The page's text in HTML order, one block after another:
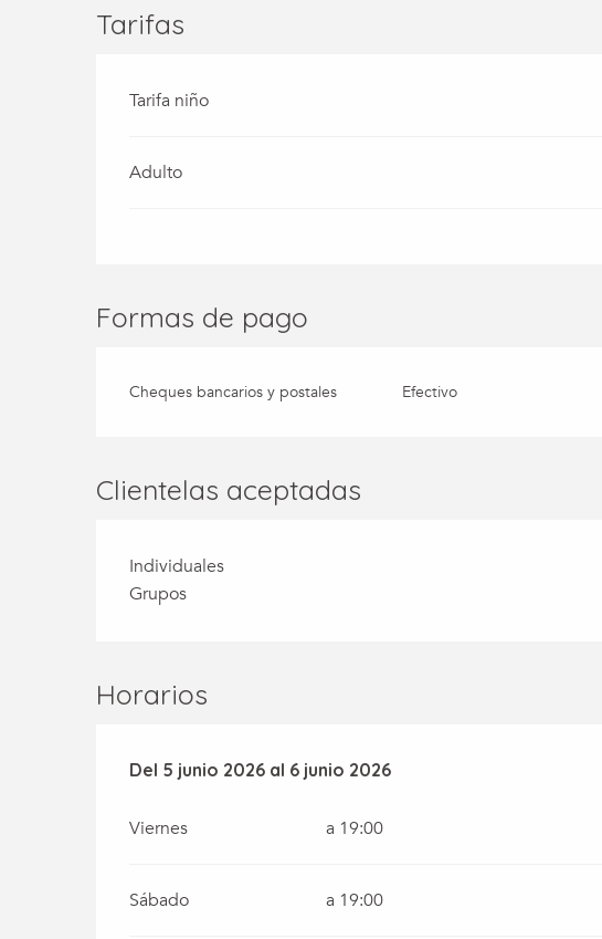
Tarifas
Tarifa niño
Adulto
Formas de pago
Cheques bancarios y postales Efectivo
Clientelas aceptadas
Individuales
Grupos
Horarios
Del 5 junio 2026 al 6 junio 2026
Del 5 junio 2026 al 6 junio 2026
Viernes a 19:00
Sábado a 19:00